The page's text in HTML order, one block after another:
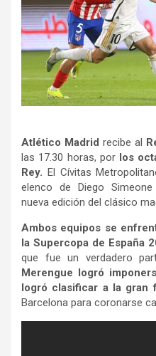
Atlético Madrid recibe al
las 17.30 horas, por los
Rey. El Cívitas
elenco de Diego
nueva edición del clásico
Ambos equipos se
la Supercopa de España
que fue un verdadero
Merengue logró
logró clasificar a la gran
Barcelona para coronarse